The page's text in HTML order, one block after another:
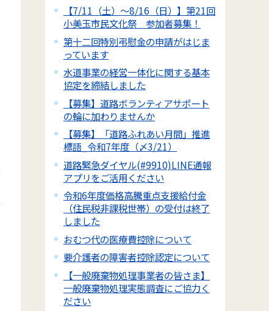
【7/11（土）～8/16（日）】第21回
小美玉市民文化祭 参加者募集！
第十二回特別弔慰金の申請がはじま
っています
水道事業の経営一体化に関する基本
協定を締結しました
【募集】道路ボランティアサポート
の輪に加わりませんか
【募集】「道路ふれあい月間」推進
標語_令和7年度（〆3/21）
道路緊急ダイヤル(#9910)LINE通報
アプリをご活用ください
令和6年度価格高騰重点支援給付金
（住民税非課税世帯）の受付は終了
しました
おむつ代の医療費控除について
要介護者の障害者控除認定について
【一般廃棄物処理事業者の皆さま】
一般廃棄物処理実態調査にご協力く
ださい